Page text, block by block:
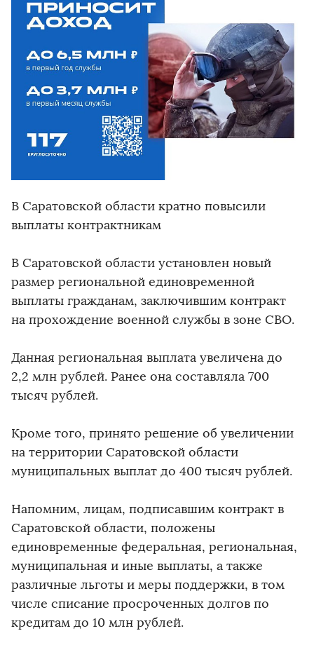
В Саратовской области кратно повысили
выплаты контрактникам
В Саратовской области установлен новый
размер региональной единовременной
выплаты гражданам, заключившим контракт
на прохождение военной службы в зоне СВО.
Данная региональная выплата увеличена до
2,2 млн рублей. Ранее она составляла 700
тысяч рублей.
Кроме того, принято решение об увеличении
на территории Саратовской области
муниципальных выплат до 400 тысяч рублей.
Напомним, лицам, подписавшим контракт в
Саратовской области, положены
единовременные федеральная, региональная,
муниципальная и иные выплаты, а также
различные льготы и меры поддержки, в том
числе списание просроченных долгов по
кредитам до 10 млн рублей.